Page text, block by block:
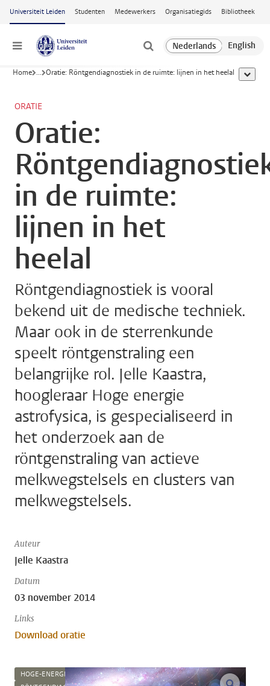
Ga naar hoofdinhoud
Universiteit Leiden Studenten Medewerkers Organisatiegids Bibliotheek
Menu
Home ... Oratie: Röntgendiagnostiek in de ruimte: lijnen in het heelal toon
ORATIE
Oratie:
in de ruimte:
lijnen in het
heelal
Röntgendiagnostiek is vooral
bekend uit de medische techniek.
Maar ook in de sterrenkunde
speelt röntgenstraling een
belangrijke rol. Jelle Kaastra,
hoogleraar Hoge energie
astrofysica, is gespecialiseerd in
het onderzoek aan de
röntgenstraling van actieve
melkwegstelsels en clusters van
melkwegstelsels.
Auteur
Jelle Kaastra
Datum
03 november 2014
Links
Download oratie
open
HOGE-ENERGIEASTROFYSICA